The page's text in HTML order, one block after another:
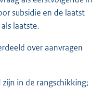
subsidie en de laatst
laatste.
over aanvragen
in de rangschikking;